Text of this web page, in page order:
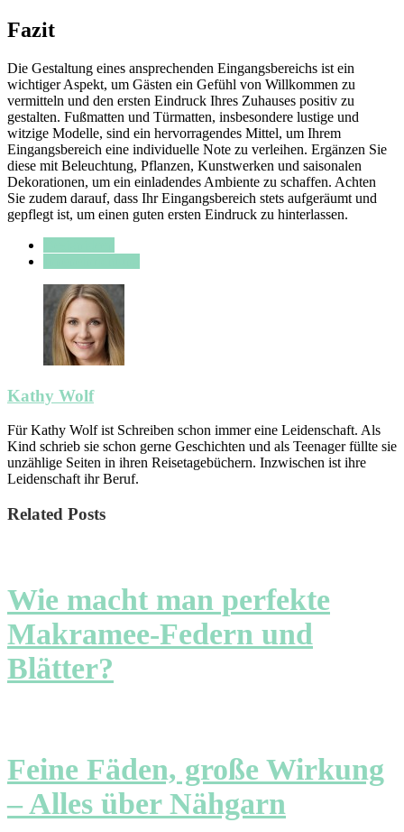
Fazit
Die Gestaltung eines ansprechenden Eingangsbereichs ist ein
wichtiger Aspekt, um Gästen ein Gefühl von Willkommen zu
vermitteln und den ersten Eindruck Ihres Zuhauses positiv zu
gestalten. Fußmatten und Türmatten, insbesondere lustige und
witzige Modelle, sind ein hervorragendes Mittel, um Ihrem
Eingangsbereich eine individuelle Note zu verleihen. Ergänzen Sie
diese mit Beleuchtung, Pflanzen, Kunstwerken und saisonalen
Dekorationen, um ein einladendes Ambiente zu schaffen. Achten
Sie zudem darauf, dass Ihr Eingangsbereich stets aufgeräumt und
gepflegt ist, um einen guten ersten Eindruck zu hinterlassen.
Kathy Wolf
Für Kathy Wolf ist Schreiben schon immer eine Leidenschaft. Als
Kind schrieb sie schon gerne Geschichten und als Teenager füllte sie
unzählige Seiten in ihren Reisetagebüchern. Inzwischen ist ihre
Leidenschaft ihr Beruf.
Related Posts
Wie macht man perfekte
Makramee-Federn und
Blätter?
Feine Fäden, große Wirkung
– Alles über Nähgarn